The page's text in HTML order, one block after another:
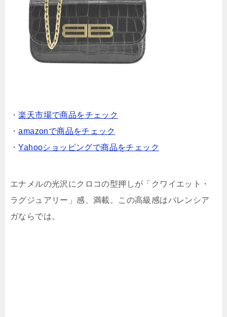
・楽天市場で商品をチェック
・amazonで商品をチェック
・Yahooショッピングで商品をチェック
エナメルの光沢にクロコの型押しが「クワイエット・
ラグジュアリー」感、満載。この高級感はバレンシア
ガならでは。